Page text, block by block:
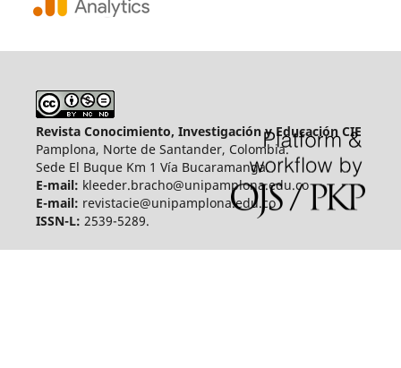
Revista Conocimiento, Investigación y Educación CIE
Pamplona, Norte de Santander, Colombia.
Sede El Buque Km 1 Vía Bucaramanga.
E-mail: kleeder.bracho@unipamplona.edu.co
E-mail: revistacie@unipamplona.edu.co
ISSN-L: 2539-5289.